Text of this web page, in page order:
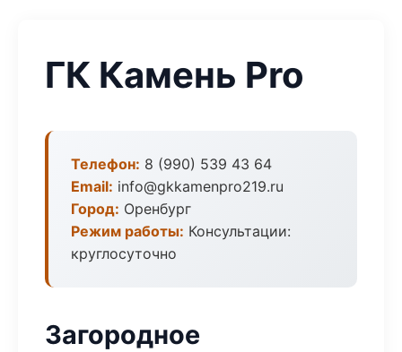
ГК Камень Pro
Телефон: 8 (990) 539 43 64
Email: info@gkkamenpro219.ru
Город: Оренбург
Режим работы: Консультации:
круглосуточно
Загородное